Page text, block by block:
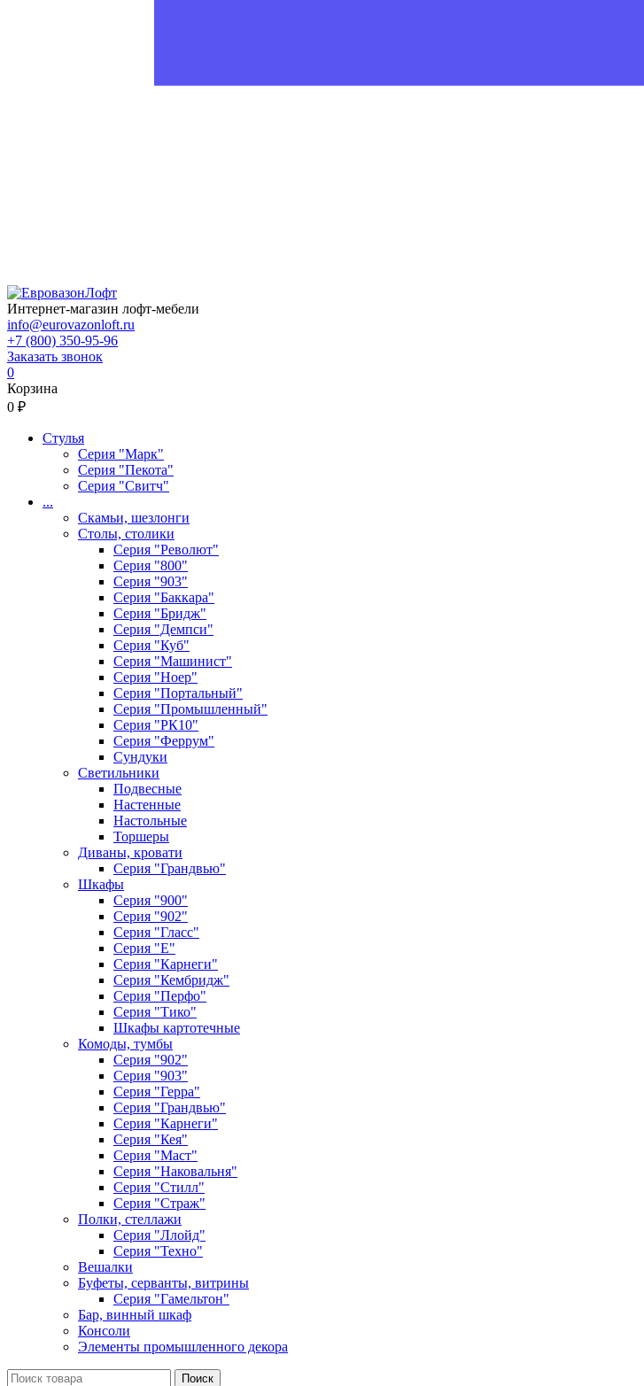
Интернет-магазин лофт-мебели
info@eurovazonloft.ru
+7 (800) 350-95-96
Заказать звонок
0
Корзина
0 ₽
Стулья
Серия "Марк"
Серия "Пекота"
Серия "Свитч"
...
Скамьи, шезлонги
Столы, столики
Серия "Револют"
Серия "800"
Серия "903"
Серия "Баккара"
Серия "Бридж"
Серия "Демпси"
Серия "Куб"
Серия "Машинист"
Серия "Ноер"
Серия "Портальный"
Серия "Промышленный"
Серия "РК10"
Серия "Феррум"
Сундуки
Светильники
Подвесные
Настенные
Настольные
Торшеры
Диваны, кровати
Серия "Грандвью"
Шкафы
Серия "900"
Серия "902"
Серия "Гласс"
Серия "Е"
Серия "Карнеги"
Серия "Кембридж"
Серия "Перфо"
Серия "Тико"
Шкафы картотечные
Комоды, тумбы
Серия "902"
Серия "903"
Серия "Герра"
Серия "Грандвью"
Серия "Карнеги"
Серия "Кея"
Серия "Маст"
Серия "Наковальня"
Серия "Стилл"
Серия "Страж"
Полки, стеллажи
Серия "Ллойд"
Серия "Техно"
Вешалки
Буфеты, серванты, витрины
Серия "Гамельтон"
Бар, винный шкаф
Консоли
Элементы промышленного декора
Поиск